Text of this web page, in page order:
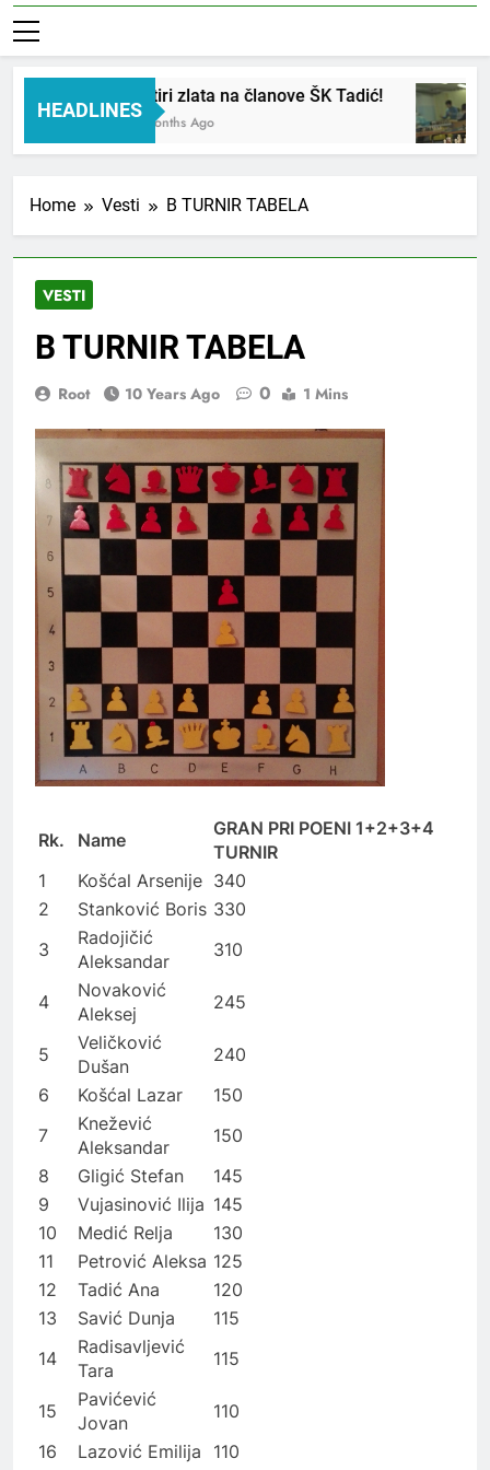
HEADLINES
Četiri zlata na članove ŠK Tadić!
3 Months Ago
Home Vesti B TURNIR TABELA
VESTI
B TURNIR TABELA
Root 10 Years Ago 0 1 Mins
Rk. Name
GRAN PRI POENI 1+2+3+4
TURNIR
1
Košćal Arsenije 340
2
Stanković Boris 330
3
Radojičić
Aleksandar
310
4
Novaković
Aleksej
245
5
Veličković
Dušan
240
6
Košćal Lazar
150
7
Knežević
Aleksandar
150
8
Gligić Stefan
145
9
Vujasinović Ilija 145
10
Medić Relja
130
11
Petrović Aleksa 125
12
Tadić Ana
120
13
Savić Dunja
115
14
Radisavljević
Tara
115
15
Pavićević
Jovan
110
16
Lazović Emilija
110